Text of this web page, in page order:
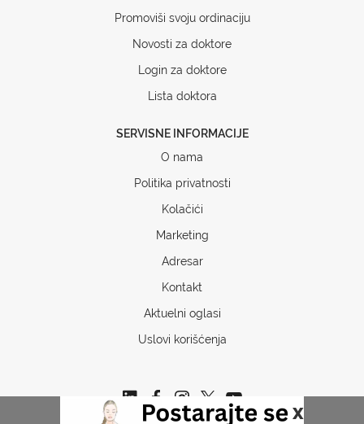
x
Promoviši svoju ordinaciju
Novosti za doktore
Login za doktore
Lista doktora
SERVISNE INFORMACIJE
O nama
Politika privatnosti
Kolačići
Marketing
Adresar
Kontakt
Aktuelni oglasi
Uslovi korišćenja